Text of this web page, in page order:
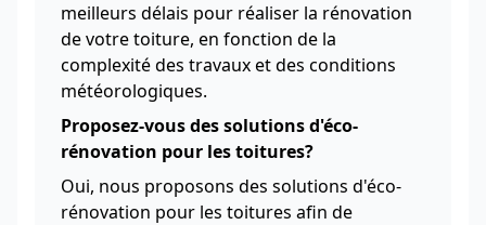
meilleurs délais pour réaliser la rénovation
de votre toiture, en fonction de la
complexité des travaux et des conditions
météorologiques.
Proposez-vous des solutions d'éco-
rénovation pour les toitures?
Oui, nous proposons des solutions d'éco-
rénovation pour les toitures afin de